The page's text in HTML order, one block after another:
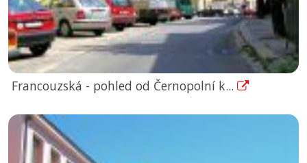
Francouzská - pohled od Černopolní k...